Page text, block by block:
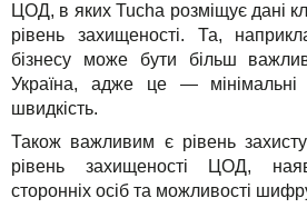
ЦОД, в яких Tucha розміщує дані
рівень захищеності. Та,
бізнесу може бути більш
Україна, адже це — мінімальні
швидкість.
Також важливим є рівень
рівень захищеності ЦОД,
сторонніх осіб та можливості